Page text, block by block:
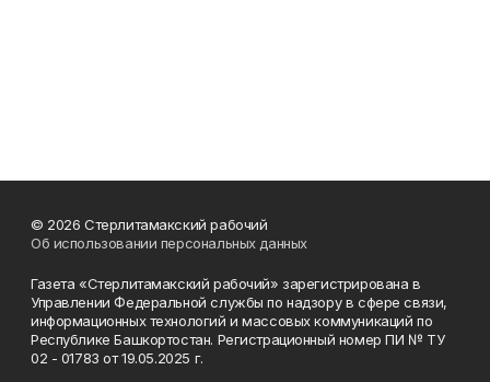
© 2026 Стерлитамакский рабочий
Об использовании персональных данных
Газета «Стерлитамакский рабочий» зарегистрирована в
Управлении Федеральной службы по надзору в сфере связи,
информационных технологий и массовых коммуникаций по
Республике Башкортостан. Регистрационный номер ПИ № ТУ
02 - 01783 от 19.05.2025 г.